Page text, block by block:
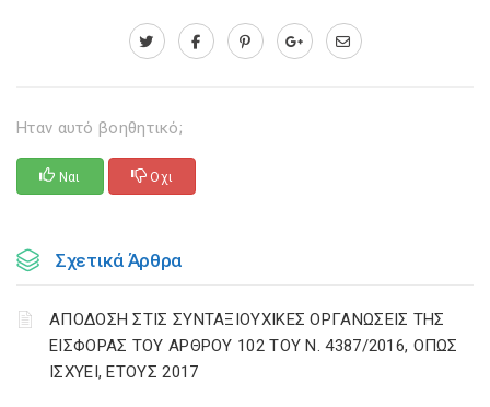
Ηταν αυτό βοηθητικό;
Ναι Οχι
Σχετικά Άρθρα
ΑΠΟΔΟΣΗ ΣΤΙΣ ΣΥΝΤΑΞΙΟΥΧΙΚΕΣ ΟΡΓΑΝΩΣΕΙΣ ΤΗΣ
ΕΙΣΦΟΡΑΣ ΤΟΥ ΑΡΘΡΟΥ 102 ΤΟΥ Ν. 4387/2016, ΟΠΩΣ
ΙΣΧΥΕΙ, ΕΤΟΥΣ 2017